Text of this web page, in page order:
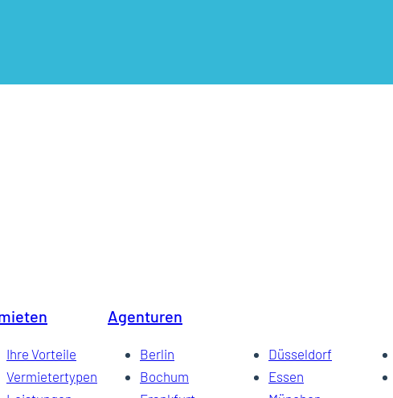
Ihre Vorteile
Vermietertypen
Agenturen
Berlin Düsseldorf
Bochum
Essen